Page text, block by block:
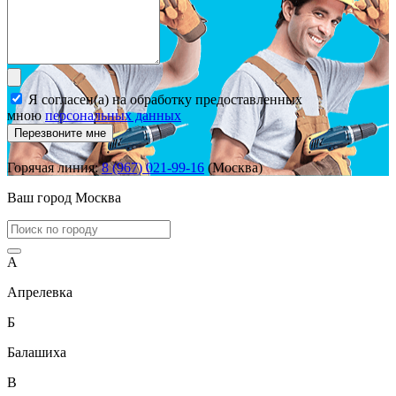
Я согласен(а) на обработку предоставленных
мною персональных данных
Перезвоните мне
Горячая линия:8 (967) 021-99-16 (Москва)
Ваш город Москва
А
Апрелевка
Б
Балашиха
В